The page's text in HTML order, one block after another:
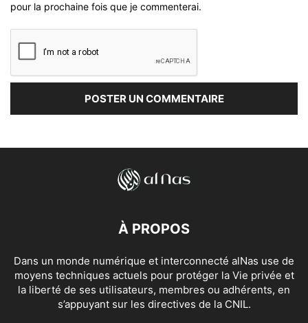
pour la prochaine fois que je commenterai.
À PROPOS
Dans un monde numérique et interconnecté alNas use de
moyens techniques actuels pour protéger la Vie privée et
la liberté de ses utilisateurs, membres ou adhérents, en
s’appuyant sur les directives de la CNIL.